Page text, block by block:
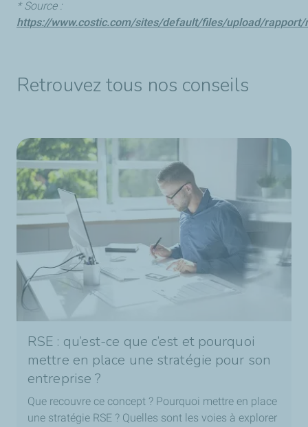
* Source :
https://www.costic.com/sites/default/files/upload/rapport/
Retrouvez tous nos conseils
RSE : qu’est-ce que c’est et pourquoi
mettre en place une stratégie pour son
entreprise ?
Que recouvre ce concept ? Pourquoi mettre en place
une stratégie RSE ? Quelles sont les voies à explorer